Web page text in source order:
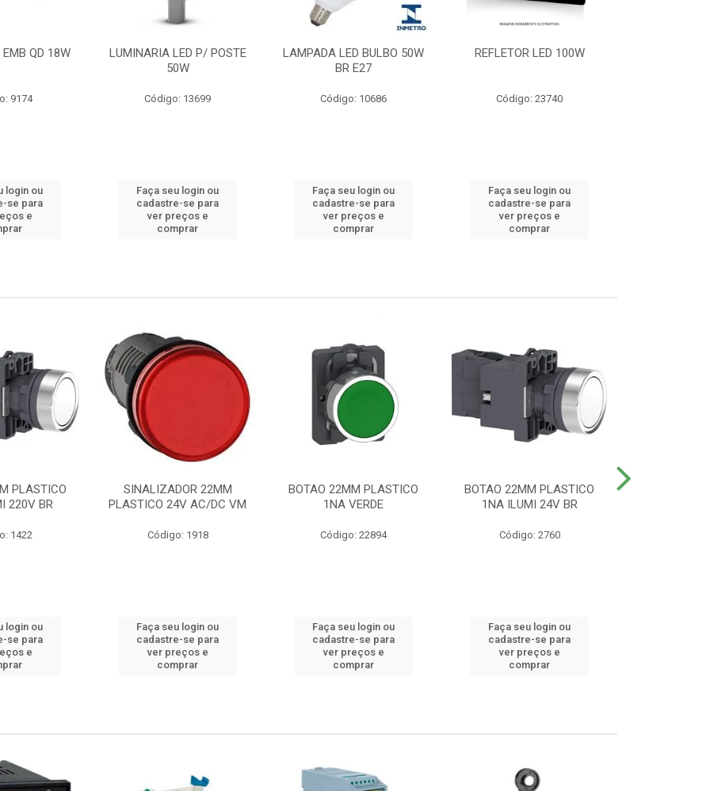
QD 18W
9174
login ou
se para
e
LUMINARIA LED P/ POSTE
50W
Código: 13699
Faça seu login ou
cadastre-se para
ver preços e
comprar
LAMPADA LED BULBO 50W
BR E27
Código: 10686
Faça seu login ou
cadastre-se para
ver preços e
comprar
REFLETOR LED 100W
Código: 23740
Faça seu login ou
cadastre-se para
ver preços e
comprar
PLASTICO
220V BR
1422
login ou
se para
e
SINALIZADOR 22MM
PLASTICO 24V AC/DC VM
Código: 1918
Faça seu login ou
cadastre-se para
ver preços e
comprar
BOTAO 22MM PLASTICO
1NA VERDE
Código: 22894
Faça seu login ou
cadastre-se para
ver preços e
comprar
BOTAO 22MM PLASTICO
1NA ILUMI 24V BR
Código: 2760
Faça seu login ou
cadastre-se para
ver preços e
comprar